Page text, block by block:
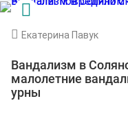
Екатерина Павук
Вандализм в
малолетние
урны